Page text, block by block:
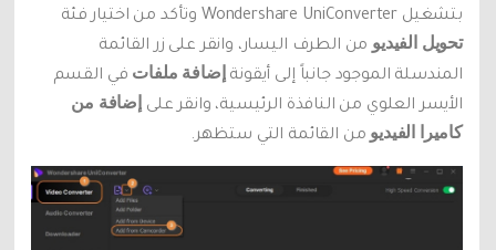
بتشغيل Wondershare UniConverter وتأكد من اختيار فئة
تحويل الفيديومن الطرف اليسار، وانقر على زر القائمة
المندسلة الموجود جانباً إلى أيقونة إضافة ملفات في القسم
الأيسر العلوي من النافذة الرئيسية، وانقر على
إضافة من
كاميرا الفيديومن القائمة التي ستظهر.